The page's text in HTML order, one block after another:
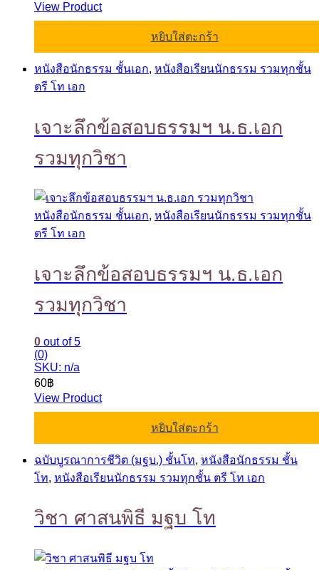
View Product
หยิบใส่ตะกร้า
หนังสือนักธรรม ชั้นเอก, หนังสือเรียนนักธรรม รวมทุกชั้น
ตรี โท เอก
เจาะลึกข้อสอบธรรมฯ น.ธ.เอก
รวมทุกวิชา
หนังสือนักธรรม ชั้นเอก, หนังสือเรียนนักธรรม รวมทุกชั้น
ตรี โท เอก
เจาะลึกข้อสอบธรรมฯ น.ธ.เอก
รวมทุกวิชา
0 out of 5
(0)
SKU: n/a
60฿
View Product
หยิบใส่ตะกร้า
ฉบับบูรณาการชีวิต (มฐบ.) ชั้นโท, หนังสือนักธรรม ชั้น
โท, หนังสือเรียนนักธรรม รวมทุกชั้น ตรี โท เอก
วิชา ศาสนพิธี มฐบ โท